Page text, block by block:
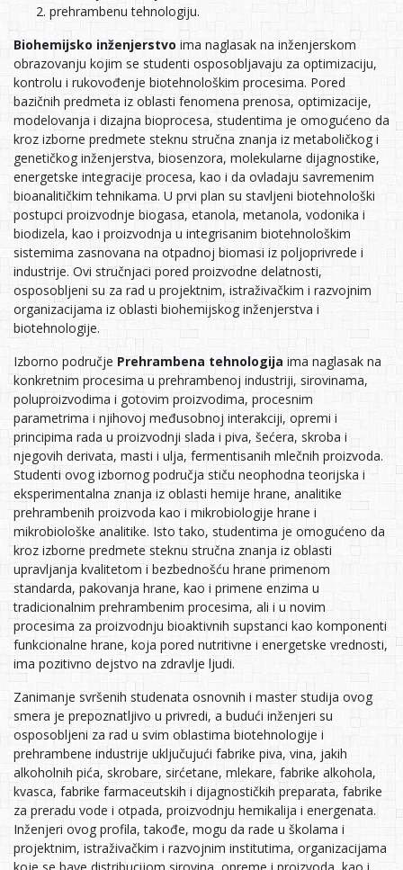
prehrambenu tehnologiju.
Biohemijsko inženjerstvo ima naglasak na inženjerskom
obrazovanju kojim se studenti osposobljavaju za optimizaciju,
kontrolu i rukovođenje biotehnološkim procesima. Pored
bazičnih predmeta iz oblasti fenomena prenosa, optimizacije,
modelovanja i dizajna bioprocesa, studentima je omogućeno da
kroz izborne predmete steknu stručna znanja iz metaboličkog i
genetičkog inženjerstva, biosenzora, molekularne dijagnostike,
energetske integracije procesa, kao i da ovladaju savremenim
bioanalitičkim tehnikama. U prvi plan su stavljeni biotehnološki
postupci proizvodnje biogasa, etanola, metanola, vodonika i
biodizela, kao i proizvodnja u integrisanim biotehnološkim
sistemima zasnovana na otpadnoj biomasi iz poljoprivrede i
industrije. Ovi stručnjaci pored proizvodne delatnosti,
osposobljeni su za rad u projektnim, istraživačkim i razvojnim
organizacijama iz oblasti biohemijskog inženjerstva i
biotehnologije.
Izborno područje Prehrambena tehnologija ima naglasak na
konkretnim procesima u prehrambenoj industriji, sirovinama,
poluproizvodima i gotovim proizvodima, procesnim
parametrima i njihovoj međusobnoj interakciji, opremi i
principima rada u proizvodnji slada i piva, šećera, skroba i
njegovih derivata, masti i ulja, fermentisanih mlečnih proizvoda.
Studenti ovog izbornog područja stiču neophodna teorijska i
eksperimentalna znanja iz oblasti hemije hrane, analitike
prehrambenih proizvoda kao i mikrobiologije hrane i
mikrobiološke analitike. Isto tako, studentima je omogućeno da
kroz izborne predmete steknu stručna znanja iz oblasti
upravljanja kvalitetom i bezbednošću hrane primenom
standarda, pakovanja hrane, kao i primene enzima u
tradicionalnim prehrambenim procesima, ali i u novim
procesima za proizvodnju bioaktivnih supstanci kao komponenti
funkcionalne hrane, koja pored nutritivne i energetske vrednosti,
ima pozitivno dejstvo na zdravlje ljudi.
Zanimanje svršenih studenata osnovnih i master studija ovog
smera je prepoznatljivo u privredi, a budući inženjeri su
osposobljeni za rad u svim oblastima biotehnologije i
prehrambene industrije uključujući fabrike piva, vina, jakih
alkoholnih pića, skrobare, sirćetane, mlekare, fabrike alkohola,
kvasca, fabrike farmaceutskih i dijagnostičkih preparata, fabrike
za preradu vode i otpada, proizvodnju hemikalija i energenata.
Inženjeri ovog profila, takođe, mogu da rade u školama i
projektnim, istraživačkim i razvojnim institutima, organizacijama